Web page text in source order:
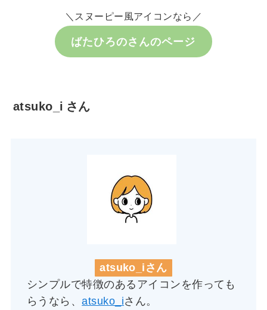
＼スヌーピー風アイコンなら／
ばたひろのさんのページ
atsuko_i さん
atsuko_iさん
シンプルで特徴のあるアイコンを作っても
らうなら、atsuko_iさん。